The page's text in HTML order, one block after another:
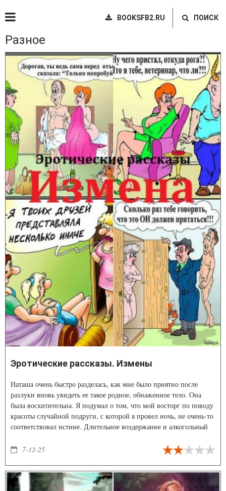
BOOKSFB2.RU ПОИСК
Разное
Эротические рассказы. Измены
Наташа очень быстро разделась, как мне было приятно после
разлуки вновь увидеть ее такое родное, обнаженное тело. Она
была восхитительна. Я подумал о том, что мой восторг по поводу
красоты случайной подруги, с которой я провел ночь, не очень-то
соответствовал истине. Длительное воздержание и алкогольный
нисколько не уступала, если не сказать больше того.
7-12-25